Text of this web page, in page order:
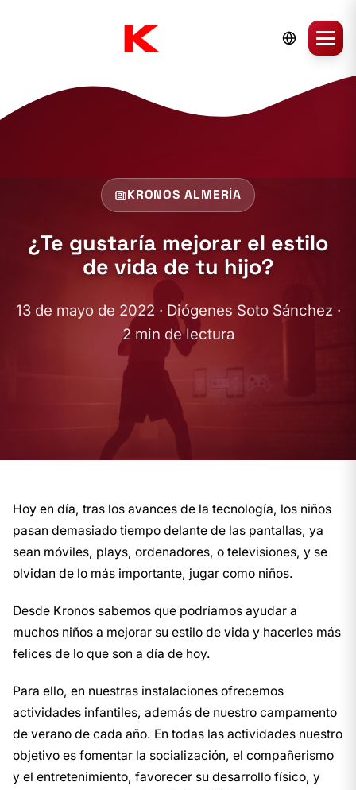
KRONOS ALMERÍA
¿Te gustaría mejorar el estilo
de vida de tu hijo?
13 de mayo de 2022 · Diógenes Soto Sánchez ·
2 min de lectura
Hoy en día, tras los avances de la tecnología, los niños
pasan demasiado tiempo delante de las pantallas, ya
sean móviles, plays, ordenadores, o televisiones, y se
olvidan de lo más importante, jugar como niños.
Desde Kronos sabemos que podríamos ayudar a
muchos niños a mejorar su estilo de vida y hacerles más
felices de lo que son a día de hoy.
Para ello, en nuestras instalaciones ofrecemos
actividades infantiles, además de nuestro campamento
de verano de cada año. En todas las actividades nuestro
objetivo es fomentar la socialización, el compañerismo
y el entretenimiento, favorecer su desarrollo físico, y